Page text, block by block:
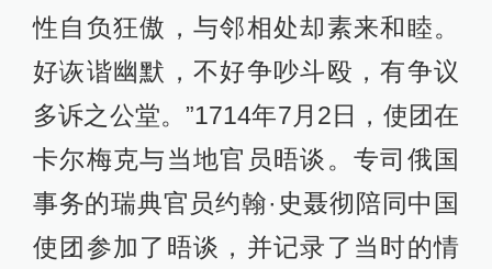
性自负狂傲，与邻相处却素来和睦。
好诙谐幽默，不好争吵斗殴，有争议
多诉之公堂。”1714年7月2日，使团在
卡尔梅克与当地官员晤谈。专司俄国
事务的瑞典官员约翰·史聂彻陪同中国
使团参加了晤谈，并记录了当时的情